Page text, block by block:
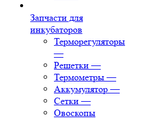
Запчасти для
инкубаторов
Терморегуляторы
—
Решетки —
Термометры —
Аккумулятор —
Сетки —
Овоскопы